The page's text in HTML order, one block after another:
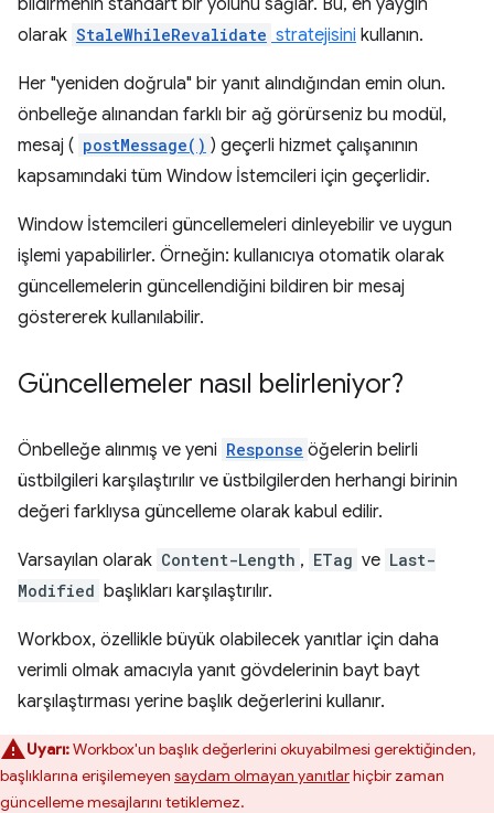
bildirmenin standart bir yolunu sağlar. Bu, en yaygın
olarak StaleWhileRevalidate stratejisini kullanın.
Her "yeniden doğrula" bir yanıt alındığından emin olun.
önbelleğe alınandan farklı bir ağ görürseniz bu modül,
mesaj ( postMessage() ) geçerli hizmet çalışanının
kapsamındaki tüm Window İstemcileri için geçerlidir.
Window İstemcileri güncellemeleri dinleyebilir ve uygun
işlemi yapabilirler. Örneğin: kullanıcıya otomatik olarak
güncellemelerin güncellendiğini bildiren bir mesaj
göstererek kullanılabilir.
Güncellemeler nasıl belirleniyor?
Önbelleğe alınmış ve yeni Response öğelerin belirli
üstbilgileri karşılaştırılır ve üstbilgilerden herhangi birinin
değeri farklıysa güncelleme olarak kabul edilir.
Varsayılan olarak Content-Length , ETag ve Last-
Modified başlıkları karşılaştırılır.
Workbox, özellikle büyük olabilecek yanıtlar için daha
verimli olmak amacıyla yanıt gövdelerinin bayt bayt
karşılaştırması yerine başlık değerlerini kullanır.
Uyarı:Workbox'un başlık değerlerini okuyabilmesi gerektiğinden,
başlıklarına erişilemeyen saydam olmayan yanıtlarhiçbir zaman
güncelleme mesajlarını tetiklemez.